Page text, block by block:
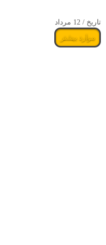
تاریخ / 12 مرداد
موارد بیشتر